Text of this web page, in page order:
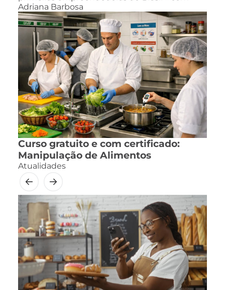
Adriana Barbosa
Curso gratuito e com certificado:
Manipulação de Alimentos
Atualidades